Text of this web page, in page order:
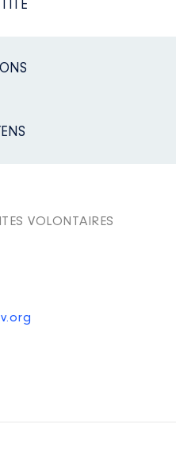
VOLONTAIRES